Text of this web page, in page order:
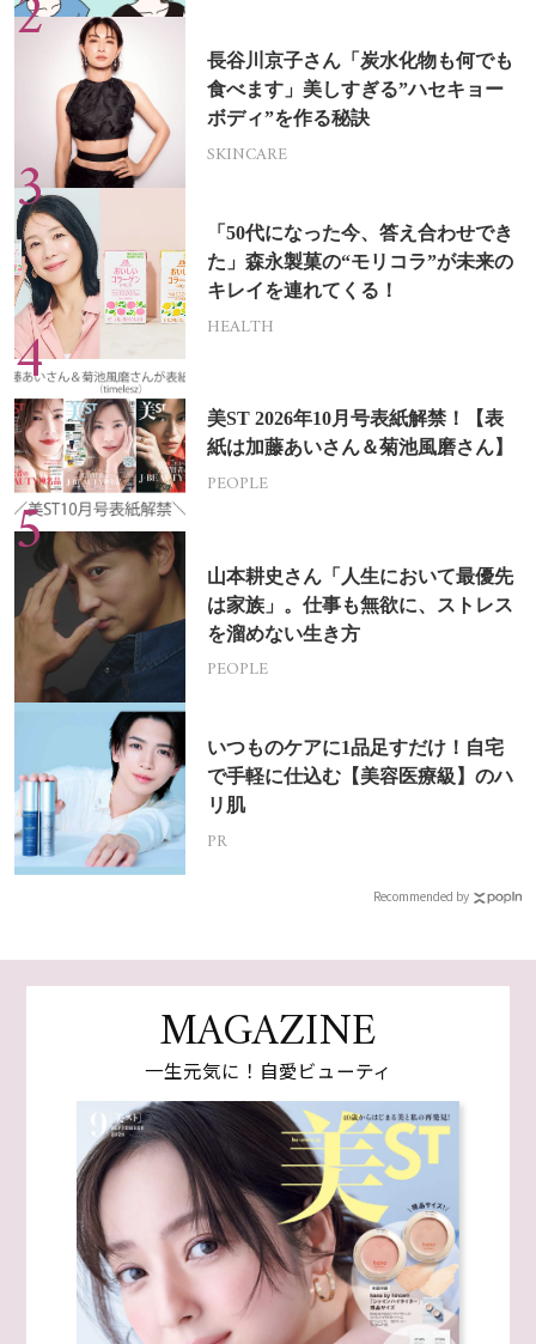
長谷川京子さん「炭水化物も何でも
食べます」美しすぎる”ハセキョー
ボディ”を作る秘訣
SKINCARE
「50代になった今、答え合わせでき
た」森永製菓の“モリコラ”が未来の
キレイを連れてくる！
HEALTH
美ST 2026年10月号表紙解禁！【表
紙は加藤あいさん＆菊池風磨さん】
PEOPLE
山本耕史さん「人生において最優先
は家族」。仕事も無欲に、ストレス
を溜めない生き方
PEOPLE
いつものケアに1品足すだけ！自宅
で手軽に仕込む【美容医療級】のハ
リ肌
PR
Recommended by
MAGAZINE
一生元気に！自愛ビューティ